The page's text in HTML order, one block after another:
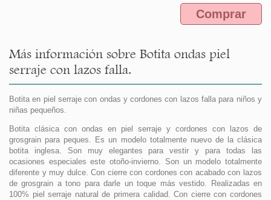
Comprar
Más información sobre Botita ondas piel
serraje con lazos falla.
Botita en piel serraje con ondas y cordones con lazos falla para niños y
niñas pequeños.
Botita clásica con ondas en piel serraje y cordones con lazos de
grosgrain para peques. Es un modelo totalmente nuevo de la clásica
botita inglesa. Son muy elegantes para vestir y para todas las
ocasiones especiales este otoño-invierno. Son un modelo totalmente
diferente y muy dulce. Con cierre con cordones con acabado con lazos
de grosgrain a tono para darle un toque más vestido. Realizadas en
100% piel serraje natural de primera calidad. Con cierre con cordones